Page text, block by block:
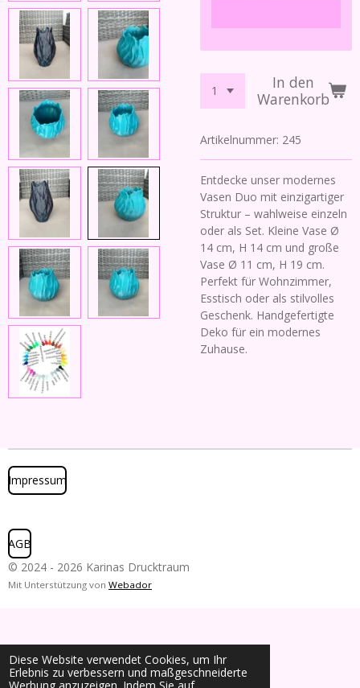
Diese Website verwendet Cookies, um Ihr
Erlebnis zu verbessern und maßgeschneiderte
In den
Warenkorb
Artikelnummer: 245
Entdecke unser modernes
Vasen Duo mit einzigartiger
Struktur – wahlweise einzeln
oder als Set. Kleine Vase Ø
14 cm, H 14 cm und große
Vase Ø 11 cm, H 19 cm.
Perfekt für Wohnzimmer,
Esstisch oder als stilvolles
Geschenk. Handgefertigte
Deko für ein modernes
Zuhause.
Impressum
AGB
© 2024 - 2026 Karinas Drucktraum
Mit Unterstützung von Webador